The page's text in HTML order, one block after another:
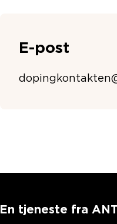
E-post
En tjeneste fra